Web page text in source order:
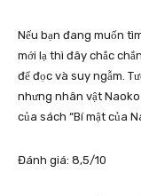
Nếu bạn đang muốn
mới lạ thì đây chắc
để đọc và suy ngẫm.
nhưng nhân vật
của sách “Bí mật của
Đánh giá: 8,5/10